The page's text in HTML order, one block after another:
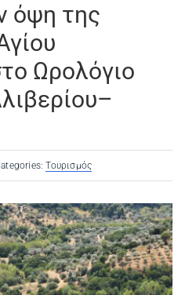
όψη της
Ωρολόγιο
Τουρισμός